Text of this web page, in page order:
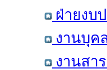
ฝ่ายงบ
งานบุค
งานสา